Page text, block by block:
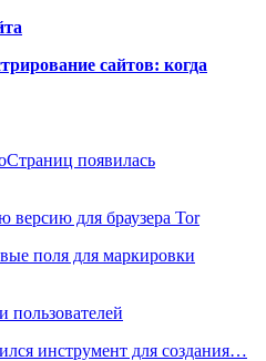
сайтов: когда
появилась
версию для браузера Tor
поля для маркировки
пользователей
инструмент для создания…